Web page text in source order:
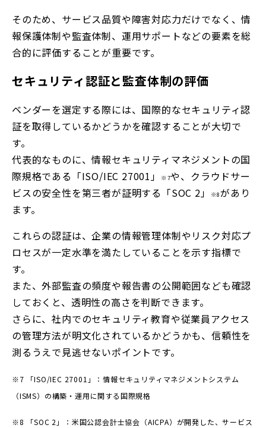
そのため、サービス品質や障害対応力だけでなく、情
報保護体制や監査体制、運用サポートなどの要素を総
合的に評価することが重要です。
セキュリティ認証と監査体制の評価
ベンダーを選定する際には、国際的なセキュリティ認
証を取得しているかどうかを確認することが大切で
す。
代表的なものに、情報セキュリティマネジメントの国
際規格である「ISO/IEC 27001」
※7や、クラウドサー
ビスの安全性を第三者が証明する「SOC 2」
※8があり
ます。
これらの認証は、企業の情報管理体制やリスク対応プ
ロセスが一定水準を満たしていることを示す指標で
す。
また、外部監査の頻度や報告書の公開範囲なども確認
しておくと、透明性の高さを判断できます。
さらに、社内でのセキュリティ教育や従業員アクセス
の管理方法が明文化されているかどうかも、信頼性を
測るうえで見逃せないポイントです。
※7 「ISO/IEC 27001」：情報セキュリティマネジメントシステム
（ISMS）の構築・運用に関する国際規格
※8 「SOC 2」：米国公認会計士協会（AICPA）が開発した、サービス